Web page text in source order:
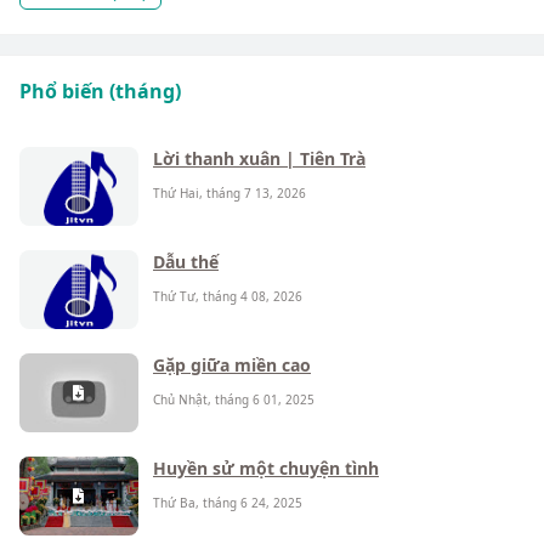
Phổ biến (tháng)
Lời thanh xuân | Tiên Trà
Thứ Hai, tháng 7 13, 2026
Dẫu thế
Thứ Tư, tháng 4 08, 2026
Gặp giữa miền cao
Chủ Nhật, tháng 6 01, 2025
Huyền sử một chuyện tình
Thứ Ba, tháng 6 24, 2025